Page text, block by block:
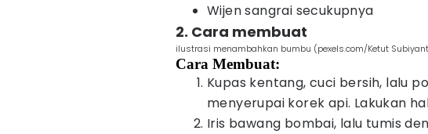
Wijen sangrai secukupnya
2. Cara membuat
ilustrasi menambahkan bumbu (pexels.com/Ketut
Cara Membuat:
Kupas kentang, cuci bersih, lalu
menyerupai korek api. Lakukan
Iris bawang bombai, lalu tumis